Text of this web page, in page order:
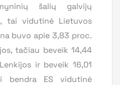
šalių galvijų
tai vidutinė Lietuvos
buvo apie 3,83 proc.
tačiau beveik 14,44
ir beveik 16,01
bendra ES vidutinė